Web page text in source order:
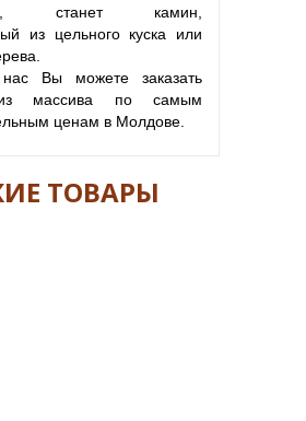
станет камин,
из цельного куска или
Вы можете заказать
массива по самым
ценам в Молдове.
ТОВАРЫ